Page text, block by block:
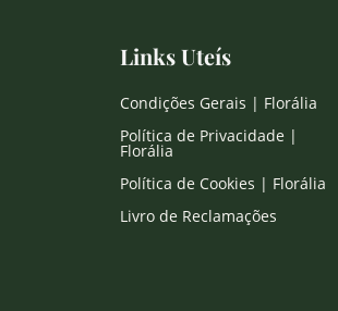
Links Uteís
Condições Gerais | Florália
Política de Privacidade |
Florália
Política de Cookies | Florália
Livro de Reclamações